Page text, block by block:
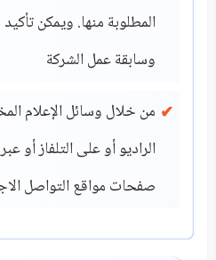
المطلوبة منها. ويمكن
وسابقة عمل الشركة
من خلال وسائل الإعلام
الراديو أو على التلفاز أو
صفحات مواقع التواصل